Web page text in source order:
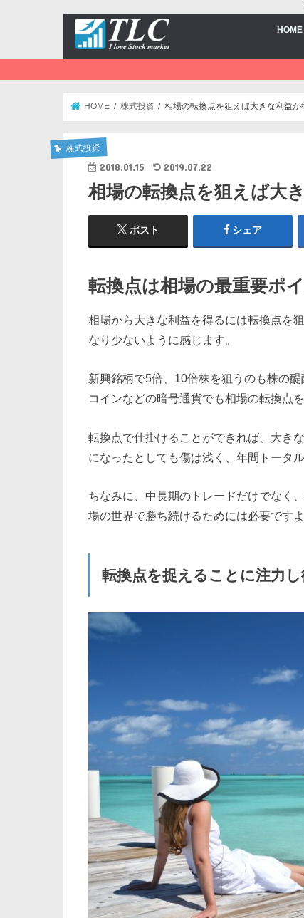
HOME
HOME 株式投資 相場の転換点を狙えば大きな利益が
株式投資
2018.01.15 2019.07.22
相場の転換点を狙えば大
ポスト シェア
転換点は相場の最重要ポ
相場から大きな利益を得るには転換点を
なり少ないように感じます。
新興銘柄で5倍、10倍株を狙うのも株の
コインなどの暗号通貨でも相場の転換点
転換点で仕掛けることができれば、大き
になったとしても傷は浅く、年間トータ
ちなみに、中長期のトレードだけでなく
場の世界で勝ち続けるためには必要ですよ
転換点を捉えることに注力